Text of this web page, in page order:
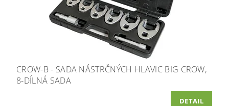
CROW-B - SADA NÁSTRČNÝCH HLAVIC BIG CROW,
8-DÍLNÁ SADA
DETAIL